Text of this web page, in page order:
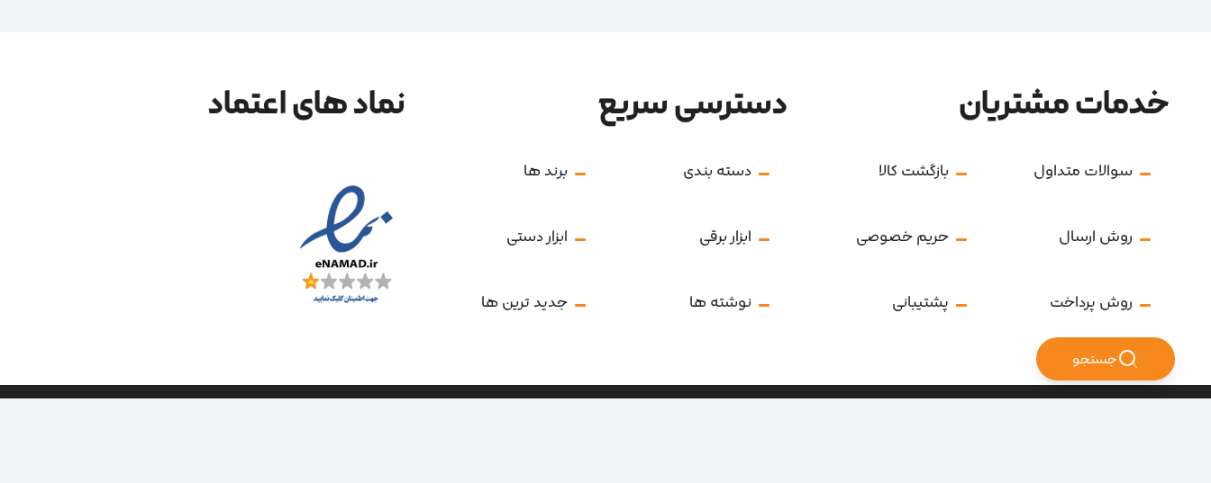
خدمات مشتریان
سوالات متداول بازگشت کالا
روش ارسال حریم خصوصی
روش پرداخت پشتیبانی
دسترسی سریع
دسته بندی برند ها
ابزار برقی ابزار دستی
نوشته ها جدید ترین ها
نماد های اعتماد
جستجو